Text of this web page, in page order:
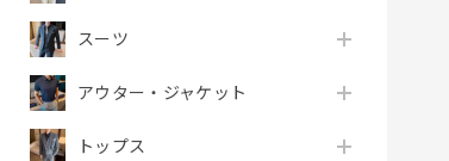
スーツ
アウター・ジャケット
トップス